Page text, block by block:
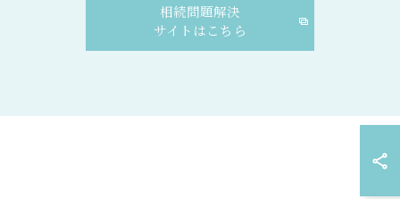
相続問題解決
サイトはこちら